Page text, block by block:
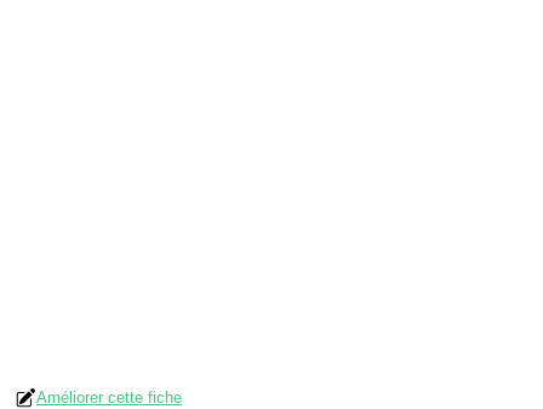
Améliorer cette fiche